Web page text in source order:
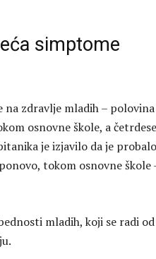
simptome
na zdravlje mladih – polovina
osnovne škole, a
je izjavilo da je probalo
tokom osnovne škole
mladih, koji se radi od